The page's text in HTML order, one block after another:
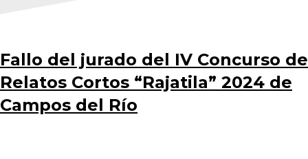
Fallo del jurado del IV Concurso de
Relatos Cortos “Rajatila” 2024 de
Campos del Río